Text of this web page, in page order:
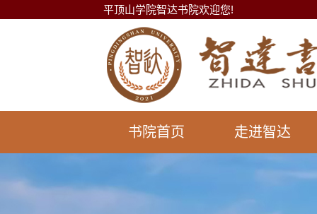
平顶山学院智达书院欢迎您!
书院首页 走进智达